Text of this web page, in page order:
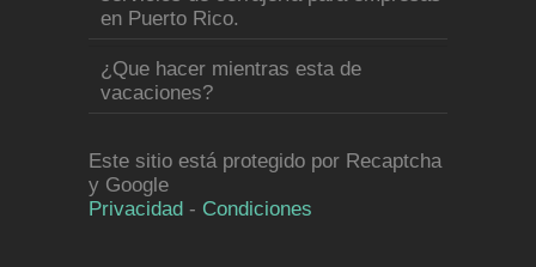
en Puerto Rico.
¿Que hacer mientras esta de
vacaciones?
Este sitio está protegido por Recaptcha
y Google
Privacidad - Condiciones